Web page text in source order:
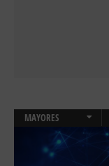
MAYORES
NEUROPSICOLOGIA
SALUD